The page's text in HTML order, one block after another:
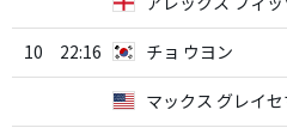
10 22:16 チョ ウヨン
マックス グレイ